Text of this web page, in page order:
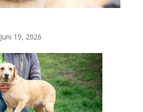
Juni 19, 2026